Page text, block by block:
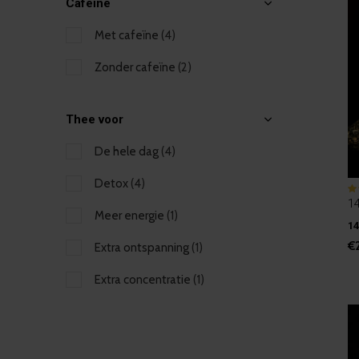
Cafeïne
Met cafeïne (4)
Zonder cafeïne (2)
Thee voor
De hele dag (4)
Detox (4)
Meer energie (1)
Extra ontspanning (1)
Extra concentratie (1)